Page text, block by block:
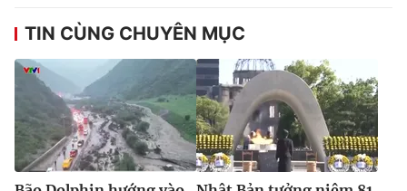
TIN CÙNG CHUYÊN MỤC